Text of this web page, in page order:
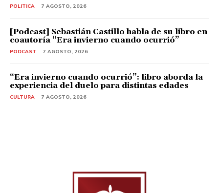
POLITICA 7 AGOSTO, 2026
[Podcast] Sebastián Castillo habla de su libro en
coautoría “Era invierno cuando ocurrió”
PODCAST 7 AGOSTO, 2026
“Era invierno cuando ocurrió”: libro aborda la
experiencia del duelo para distintas edades
CULTURA 7 AGOSTO, 2026